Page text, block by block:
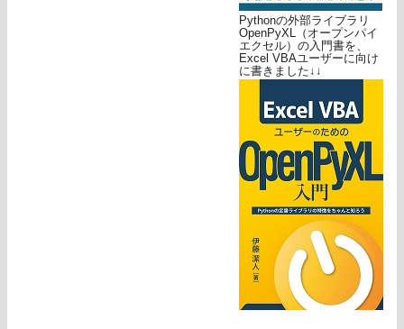
Pythonの外部ライブラリ
OpenPyXL（オープンパイ
エクセル）の入門書を、
Excel VBAユーザーに向け
に書きました↓↓